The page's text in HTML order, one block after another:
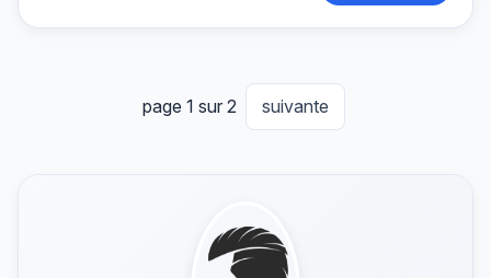
page 1 sur 2 suivante